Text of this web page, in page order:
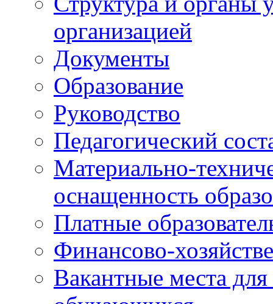
организацией
Документы
Образование
Руководство
Педагогический
Материально-
оснащенность
Платные
Финансово-
Вакантные места